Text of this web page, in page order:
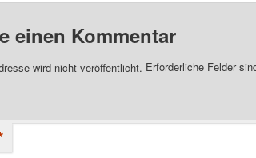
einen Kommentar
wird nicht veröffentlicht. Erforderliche Felder